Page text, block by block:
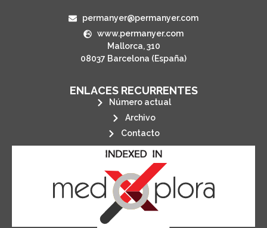
permanyer@permanyer.com
www.permanyer.com
Mallorca, 310
08037 Barcelona (España)
ENLACES RECURRENTES
Número actual
Archivo
Contacto